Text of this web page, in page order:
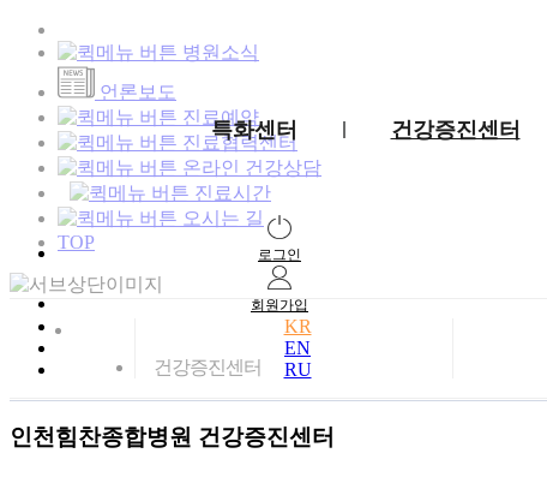
특화센터 건강증진센터
로그인
회원가입
KR
EN
RU
병원소식
언론보도
진료예약
진료협력센터
온라인 건강상담
진료시간
오시는 길
TOP
건강증진센터
인천힘찬종합병원 건강증진센터